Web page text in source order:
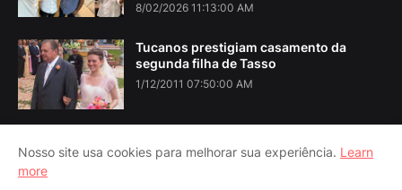
8/02/2026 11:13:00 AM
Tucanos prestigiam casamento da
segunda filha de Tasso
1/12/2011 07:50:00 AM
Nosso site usa cookies para melhorar sua experiência. Learn
more